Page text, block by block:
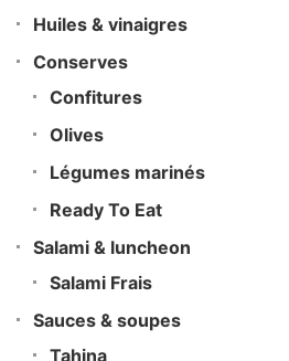
Huiles & vinaigres
Conserves
Confitures
Olives
Légumes marinés
Ready To Eat
Salami & luncheon
Salami Frais
Sauces & soupes
Tahina